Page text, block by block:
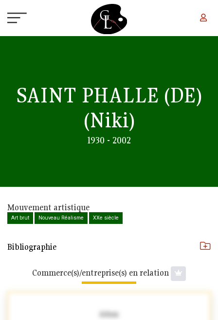
SAINT PHALLE (DE)
(Niki)
1930 - 2002
Mouvement artistique
Art brut Nouveau Réalisme XXe siècle
Bibliographie
Commerce(s)/entreprise(s) en relation
Adam